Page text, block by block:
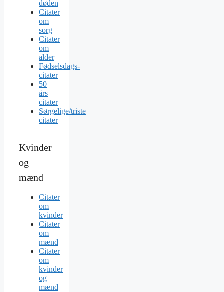
døden
Citater
om
sorg
Citater
om
alder
Fødselsdags-
citater
50
års
citater
Sørgelige/triste
citater
Kvinder
og
mænd
Citater
om
kvinder
Citater
om
mænd
Citater
om
kvinder
og
mænd